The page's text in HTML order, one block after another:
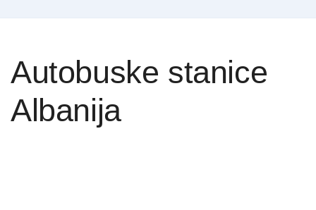
Autobuske stanice
Albanija